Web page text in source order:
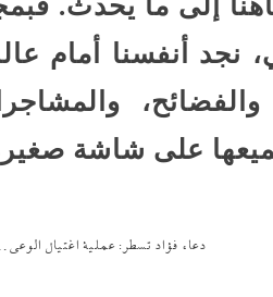
إلى ما يحدث.
نجد أنفسنا أمام
والفضائح،
على شاشة
دعاء فؤاد تسطر: عملية اغتيال